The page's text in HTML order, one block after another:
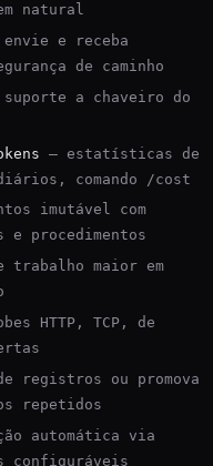
natural
e receba
de caminho
a chaveiro do
— estatísticas de
comando /cost
imutável com
procedimentos
trabalho maior em
HTTP, TCP, de
registros ou promova
repetidos
automática via
configuráveis